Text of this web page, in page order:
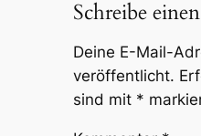
Schreibe
Deine E-Mail-
veröffentlicht.
sind mit *